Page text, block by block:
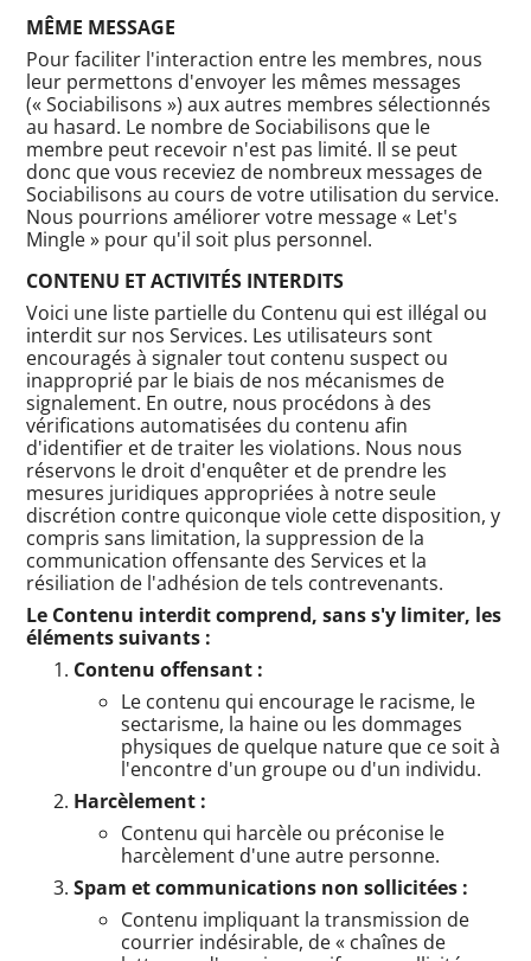
MÊME MESSAGE
Pour faciliter l'interaction entre les membres, nous
leur permettons d'envoyer les mêmes messages
(« Sociabilisons ») aux autres membres sélectionnés
au hasard. Le nombre de Sociabilisons que le
membre peut recevoir n'est pas limité. Il se peut
donc que vous receviez de nombreux messages de
Sociabilisons au cours de votre utilisation du service.
Nous pourrions améliorer votre message « Let's
Mingle » pour qu'il soit plus personnel.
CONTENU ET ACTIVITÉS INTERDITS
Voici une liste partielle du Contenu qui est illégal ou
interdit sur nos Services. Les utilisateurs sont
encouragés à signaler tout contenu suspect ou
inapproprié par le biais de nos mécanismes de
signalement. En outre, nous procédons à des
vérifications automatisées du contenu afin
d'identifier et de traiter les violations. Nous nous
réservons le droit d'enquêter et de prendre les
mesures juridiques appropriées à notre seule
discrétion contre quiconque viole cette disposition, y
compris sans limitation, la suppression de la
communication offensante des Services et la
résiliation de l'adhésion de tels contrevenants.
Le Contenu interdit comprend, sans s'y limiter, les
éléments suivants :
Contenu offensant :
Le contenu qui encourage le racisme, le
sectarisme, la haine ou les dommages
physiques de quelque nature que ce soit à
l'encontre d'un groupe ou d'un individu.
Harcèlement :
Contenu qui harcèle ou préconise le
harcèlement d'une autre personne.
Spam et communications non sollicitées :
Contenu impliquant la transmission de
courrier indésirable, de « chaînes de